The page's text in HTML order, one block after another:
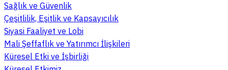
Sağlık ve Güvenlik
Çeşitlilik, Eşitlik ve Kapsayıcılık
Siyasi Faaliyet ve Lobi
Mali Şeffaflık ve Yatırımcı İlişkileri
Küresel Etki ve İşbirliği